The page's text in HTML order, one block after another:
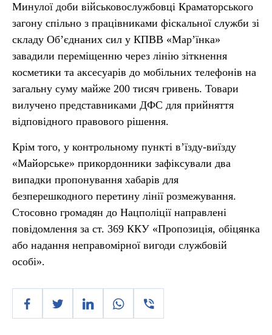
Минулої доби військовослужбовці Краматорського
загону спільно з працівниками фіскальної служби зі
складу Об’єднаних сил у КПВВ «Мар’їнка»
завадили переміщенню через лінію зіткнення
косметики та аксесуарів до мобільних телефонів на
загальну суму майже 200 тисяч гривень. Товари
вилучено представниками ДФС для прийняття
відповідного правового рішення.
Крім того, у контрольному пункті в’їзду-виїзду
«Майорське» прикордонники зафіксували два
випадки пропонування хабарів для
безперешкодного перетину лінії розмежування.
Стосовно громадян до Нацполіції направлені
повідомлення за ст. 369 ККУ «Пропозиція, обіцянка
або надання неправомірної вигоди службовій
особі».